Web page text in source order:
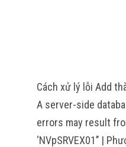
Cách xử lý lỗi Add
A server-side
errors may result
‘NVpSRVEX01’’ |